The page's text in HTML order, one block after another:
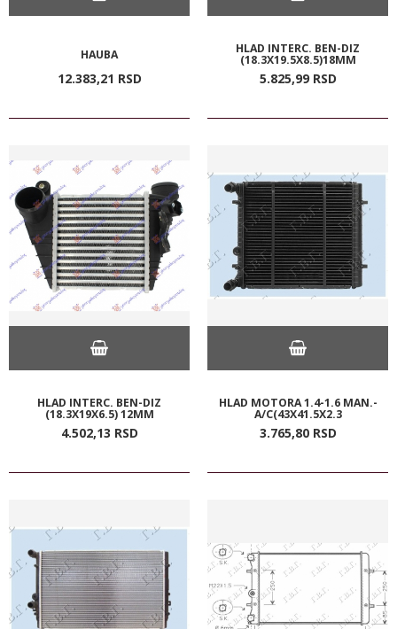
HAUBA
12.383,21 RSD
HLAD INTERC. BEN-DIZ
(18.3X19.5X8.5)18MM
5.825,99 RSD
HLAD INTERC. BEN-DIZ
(18.3X19X6.5) 12MM
4.502,13 RSD
HLAD MOTORA 1.4-1.6 MAN.-
A/C(43X41.5X2.3
3.765,80 RSD